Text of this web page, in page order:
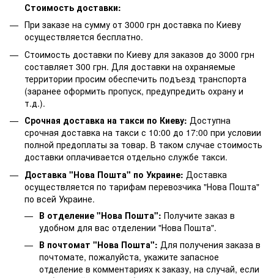
Стоимость доставки:
При заказе на сумму от 3000 грн доставка по Киеву
осуществляется бесплатно.
Стоимость доставки по Киеву для заказов до 3000 грн
составляет 300 грн. Для доставки на охраняемые
территории просим обеспечить подъезд транспорта
(заранее оформить пропуск, предупредить охрану и
т.д.).
Срочная доставка на такси по Киеву: Доступна
срочная доставка на такси с 10:00 до 17:00 при условии
полной предоплаты за товар. В таком случае стоимость
доставки оплачивается отдельно службе такси.
Доставка "Нова Пошта" по Украине: Доставка
осуществляется по тарифам перевозчика "Нова Пошта"
по всей Украине.
В отделение "Нова Пошта": Получите заказ в
удобном для вас отделении "Нова Пошта".
В почтомат "Нова Пошта": Для получения заказа в
почтомате, пожалуйста, укажите запасное
отделение в комментариях к заказу, на случай, если